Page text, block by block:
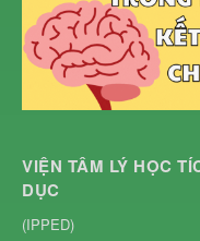
VIỆN TÂM LÝ HỌC
DỤC
(IPPED)